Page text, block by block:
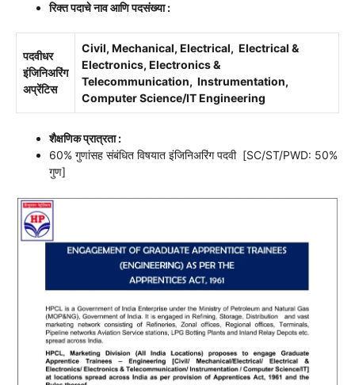
रिक्त पदाचे नाव आणि पदसंख्या :
पदवीधर
इंजिनिअरिंग
अप्रेंटिस
Civil, Mechanical, Electrical, Electrical &
Electronics, Electronics &
Telecommunication, Instrumentation,
Computer Science/IT Engineering
शैक्षणिक प्रात्रता :
60% गुणांसह संबंधित विषयात इंजिनिअरिंग पदवी [SC/ST/PWD: 50%
गुण]